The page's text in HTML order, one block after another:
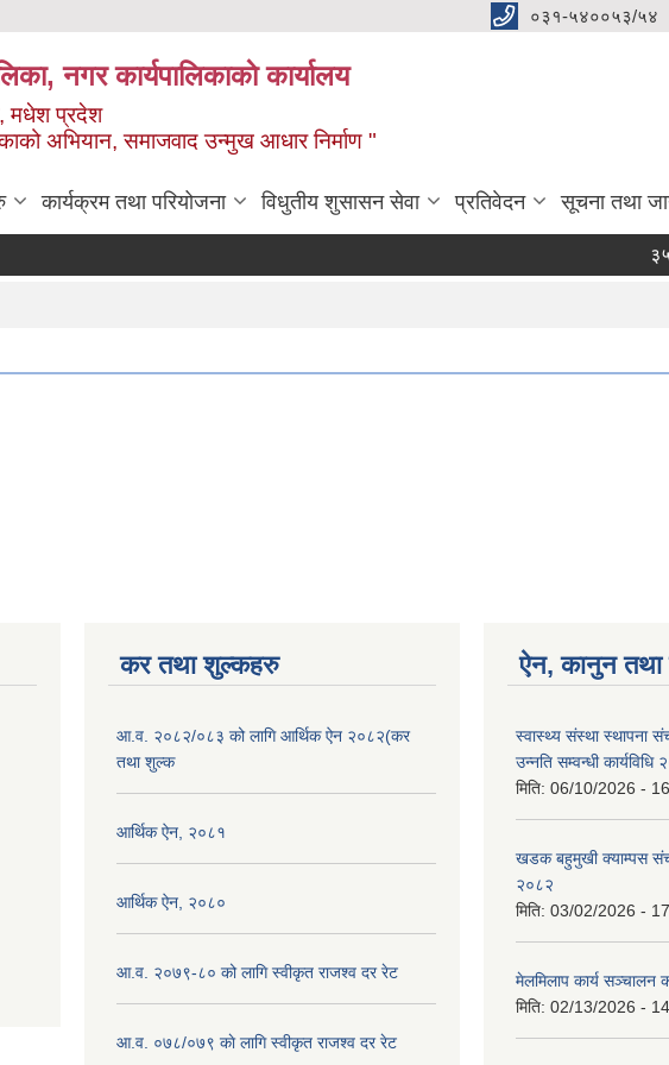
०३१-५४००५३/५४
नगर कार्यपालिकाकाे कार्यालय
मधेश प्रदेश
अभियान, समाजवाद उन्मुख आधार निर्माण "
कार्यक्रम तथा परियोजना विधुतीय शुसासन सेवा प्रतिवेदन सूचना तथा
३५
कर तथा शुल्कहरु
आ.व. २०८२/०८३ को लागि आर्थिक ऐन २०८२(कर
तथा शुल्क
आर्थिक ऐन, २०८१
आर्थिक ऐन, २०८०
आ.व. २०७९-८० को लागि स्वीकृत राजश्व दर रेट
आ.व. ०७८/०७९ काे लागि स्वीकृत राजश्व दर रेट
ऐन, कानुन तथा
स्वास्थ्य संस्था स्थापना
उन्नति सम्वन्धी कार्यविधि
मिति: 06/10/2026 -
खडक बहुमुखी क्याम्पस
२०८२
मिति: 03/02/2026 -
मेलमिलाप कार्य सञ्चालन
मिति: 02/13/2026 -